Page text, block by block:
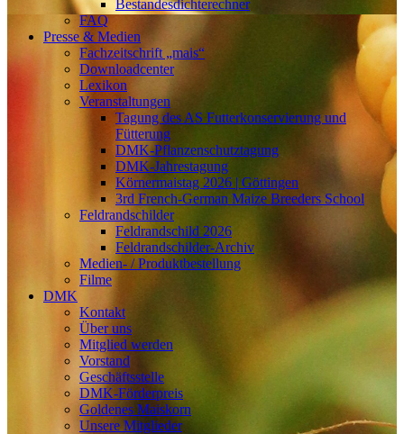
Bestandesdichterechner
FAQ
Presse & Medien
Fachzeitschrift „mais“
Downloadcenter
Lexikon
Veranstaltungen
Tagung des AS Futterkonservierung und
Fütterung
DMK-Pflanzenschutztagung
DMK-Jahrestagung
Körnermaistag 2026 | Göttingen
3rd French-German Maize Breeders School
Feldrandschilder
Feldrandschild 2026
Feldrandschilder-Archiv
Medien- / Produktbestellung
Filme
DMK
Kontakt
Über uns
Mitglied werden
Vorstand
Geschäftsstelle
DMK-Förderpreis
Goldenes Maiskorn
Unsere Mitglieder